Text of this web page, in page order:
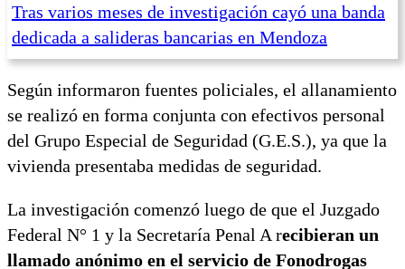
Tras varios meses de investigación cayó una banda
dedicada a salideras bancarias en Mendoza
Según informaron fuentes policiales, el allanamiento
se realizó en forma conjunta con efectivos personal
del Grupo Especial de Seguridad (G.E.S.), ya que la
vivienda presentaba medidas de seguridad.
La investigación comenzó luego de que el Juzgado
Federal N° 1 y la Secretaría Penal A recibieran un
llamado anónimo en el servicio de Fonodrogas